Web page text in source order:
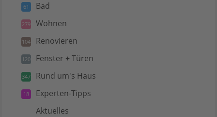
61 Bad
279 Wohnen
104 Renovieren
120 Fenster + Türen
347 Rund um's Haus
18 Experten-Tipps
Aktuelles